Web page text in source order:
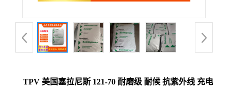
品
展
TPV 美国塞拉尼斯 121-70 耐磨级 耐候 抗紫外线 充电